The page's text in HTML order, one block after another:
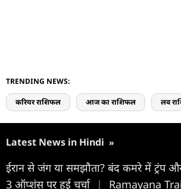
TRENDING NEWS:
करियर राशिफल आज का राशिफल लव
Latest News in Hindi »
ईरान से जंग या समझौता? बंद कमरे में ट्रंप
3 ऑप्शंस पर हुई चर्चा
|
Ramayana